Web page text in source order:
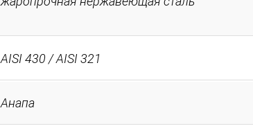
AISI 430 / AISI 321
Анапа